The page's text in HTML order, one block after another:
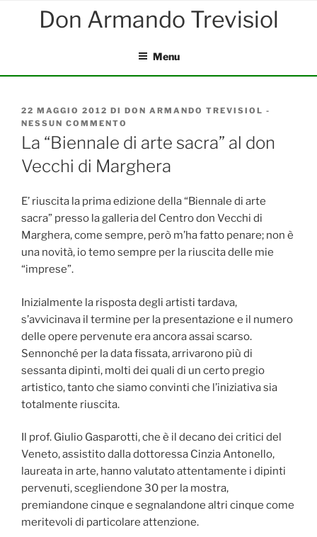
Menu
PUBBLICATO
IL
22 MAGGIO 2012 DI DON ARMANDO TREVISIOL -
NESSUN COMMENTO
LA
“BIENNALE
DI
ARTE
AL
DON
VECCHI
DI
MARGHERA
La “Biennale di arte sacra” al don
Vecchi di Marghera
E’ riuscita la prima edizione della “Biennale di arte
sacra” presso la galleria del Centro don Vecchi di
Marghera, come sempre, però m’ha fatto penare; non è
una novità, io temo sempre per la riuscita delle mie
“imprese”.
Inizialmente la risposta degli artisti tardava,
s’avvicinava il termine per la presentazione e il numero
delle opere pervenute era ancora assai scarso.
Sennonché per la data fissata, arrivarono più di
sessanta dipinti, molti dei quali di un certo pregio
artistico, tanto che siamo convinti che l’iniziativa sia
totalmente riuscita.
Il prof. Giulio Gasparotti, che è il decano dei critici del
Veneto, assistito dalla dottoressa Cinzia Antonello,
laureata in arte, hanno valutato attentamente i dipinti
pervenuti, scegliendone 30 per la mostra,
premiandone cinque e segnalandone altri cinque come
meritevoli di particolare attenzione.